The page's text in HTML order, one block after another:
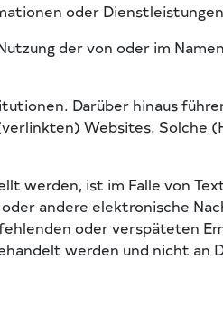
oder
der von oder im
Darüber hinaus
Websites. Solche
werden, ist im Falle von
andere elektronische
oder verspäteten
werden und nicht an